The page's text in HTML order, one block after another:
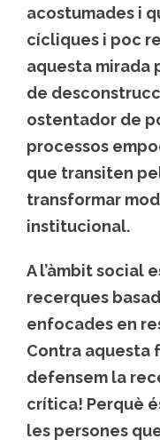
acostumades i
cícliques i poc
aquesta mirada
de
ostentador de
processos
que transiten
transformar
institucional.
A l’àmbit social
recerques
enfocades en
Contra aquesta
defensem la
crítica! Perquè
les persones